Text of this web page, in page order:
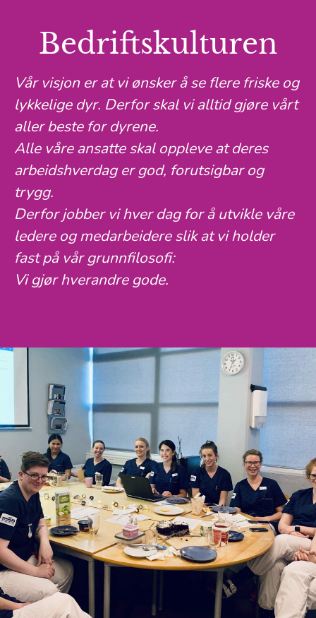
Bedriftskulturen
Vår visjon er at vi ønsker å se flere friske og
lykkelige dyr. Derfor skal vi alltid gjøre vårt
aller beste for dyrene.
Alle våre ansatte skal oppleve at deres
arbeidshverdag er god, forutsigbar og
trygg.
Derfor jobber vi hver dag for å utvikle våre
ledere og medarbeidere slik at vi holder
fast på vår grunnfilosofi:
Vi gjør hverandre gode.